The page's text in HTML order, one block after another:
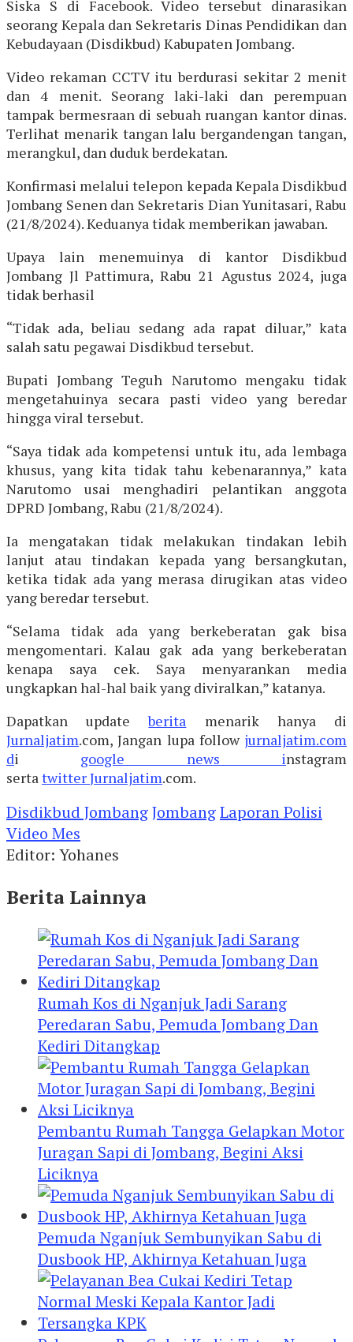
Siska S di Facebook. Video tersebut dinarasikan
seorang Kepala dan Sekretaris Dinas Pendidikan dan
Kebudayaan (Disdikbud) Kabupaten Jombang.
Video rekaman CCTV itu berdurasi sekitar 2 menit
dan 4 menit. Seorang laki-laki dan perempuan
tampak bermesraan di sebuah ruangan kantor dinas.
Terlihat menarik tangan lalu bergandengan tangan,
merangkul, dan duduk berdekatan.
Konfirmasi melalui telepon kepada Kepala Disdikbud
Jombang Senen dan Sekretaris Dian Yunitasari, Rabu
(21/8/2024). Keduanya tidak memberikan jawaban.
Upaya lain menemuinya di kantor Disdikbud
Jombang Jl Pattimura, Rabu 21 Agustus 2024, juga
tidak berhasil
“Tidak ada, beliau sedang ada rapat diluar,” kata
salah satu pegawai Disdikbud tersebut.
Bupati Jombang Teguh Narutomo mengaku tidak
mengetahuinya secara pasti video yang beredar
hingga viral tersebut.
“Saya tidak ada kompetensi untuk itu, ada lembaga
khusus, yang kita tidak tahu kebenarannya,” kata
Narutomo usai menghadiri pelantikan anggota
DPRD Jombang, Rabu (21/8/2024).
Ia mengatakan tidak melakukan tindakan lebih
lanjut atau tindakan kepada yang bersangkutan,
ketika tidak ada yang merasa dirugikan atas video
yang beredar tersebut.
“Selama tidak ada yang berkeberatan gak bisa
mengomentari. Kalau gak ada yang berkeberatan
kenapa saya cek. Saya menyarankan media
ungkapkan hal-hal baik yang diviralkan,” katanya.
Dapatkan updateberita menarik hanya di
Jurnaljatim.com, Jangan lupa follow jurnaljatim.com
di google news instagram
serta twitterJurnaljatim.com.
Disdikbud JombangJombangLaporan Polisi
Video Mes
Editor: Yohanes
Berita Lainnya
Rumah Kos di Nganjuk Jadi Sarang
Peredaran Sabu, Pemuda Jombang Dan
Kediri Ditangkap
Pembantu Rumah Tangga Gelapkan Motor
Juragan Sapi di Jombang, Begini Aksi
Liciknya
Pemuda Nganjuk Sembunyikan Sabu di
Dusbook HP, Akhirnya Ketahuan Juga